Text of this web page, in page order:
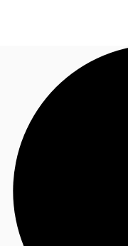
Blog
Données marchés
Appelez maintenant